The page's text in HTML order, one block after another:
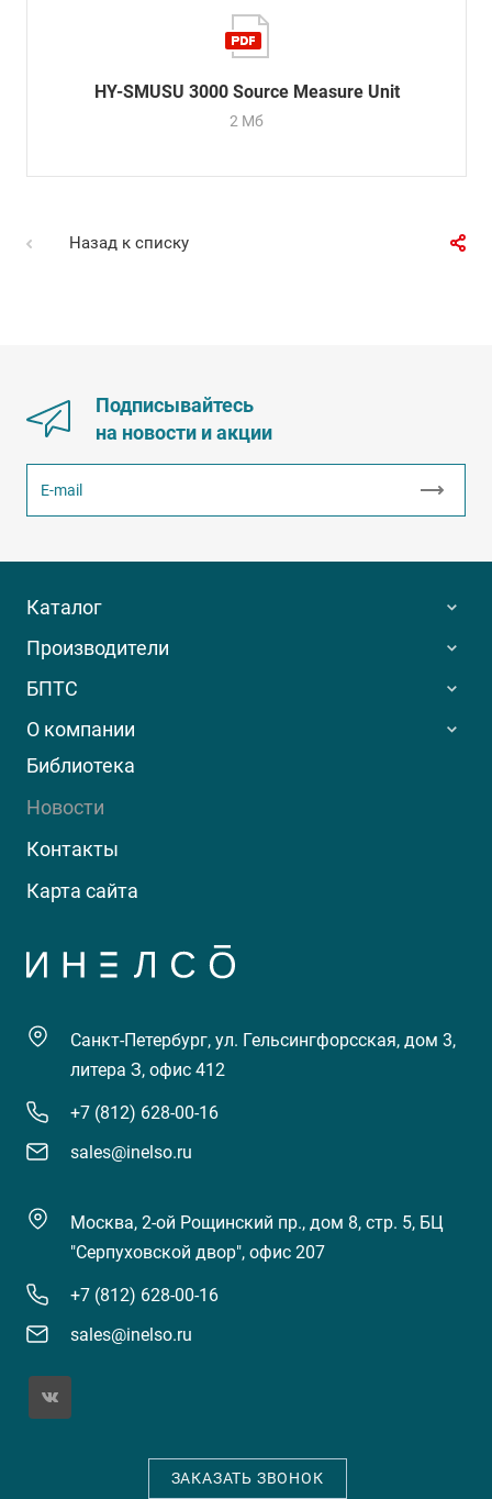
HY-SMUSU 3000 Source Measure Unit
2 Мб
Назад к списку
Подписывайтесь
на новости и акции
Каталог
Производители
БПТС
О компании
Библиотека
Новости
Контакты
Карта сайта
Санкт-Петербург, ул. Гельсингфорсская, дом 3,
литера З, офис 412
+7 (812) 628-00-16
sales@inelso.ru
Москва, 2-ой Рощинский пр., дом 8, стр. 5, БЦ
"Серпуховской двор", офис 207
+7 (812) 628-00-16
sales@inelso.ru
ЗАКАЗАТЬ ЗВОНОК